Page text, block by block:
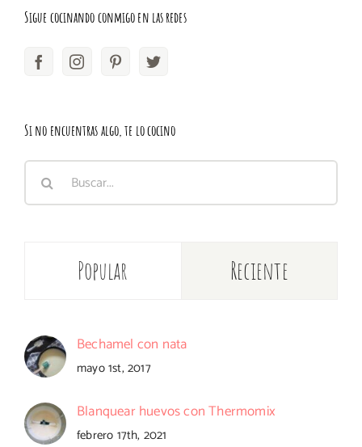
Sigue cocinando conmigo en las redes
Si no encuentras algo, te lo cocino
Popular Reciente
Bechamel con nata
mayo 1st, 2017
Blanquear huevos con Thermomix
febrero 17th, 2021